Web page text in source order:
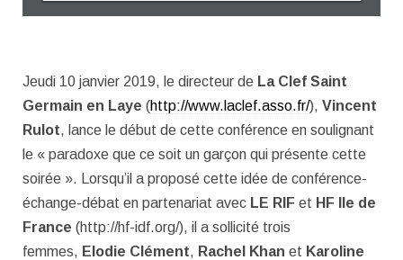
Jeudi 10 janvier 2019, le directeur de La Clef Saint
Germain en Laye (http://www.laclef.asso.fr/), Vincent
Rulot, lance le début de cette conférence en soulignant
le « paradoxe que ce soit un garçon qui présente cette
soirée ». Lorsqu’il a proposé cette idée de conférence-
échange-débat en partenariat avec LE RIF et HF Ile de
France (http://hf-idf.org/), il a sollicité trois
femmes, Elodie Clément, Rachel Khan et Karoline